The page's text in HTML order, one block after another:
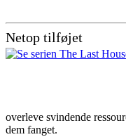
Netop tilføjet
overleve svindende
dem fanget.